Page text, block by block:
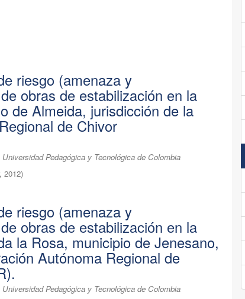
riesgo (amenaza y
obras de estabilización en la
de Almeida, jurisdicción de la
de Chivor
Pedagógica y Tecnológica de Colombia
,2012)
riesgo (amenaza y
obras de estabilización en la
la Rosa, municipio de Jenesano,
Autónoma Regional de
Pedagógica y Tecnológica de Colombia